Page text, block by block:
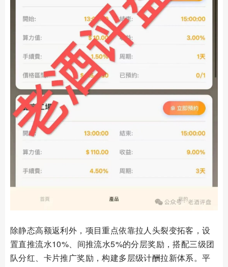
除静态高额返利外，项目重点依靠拉人头裂变拓客，设
置直推流水10%、间推流水5%的分层奖励，搭配三级团
队分红、卡片推广奖励，构建多层级计酬拉新体系。平